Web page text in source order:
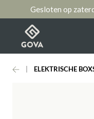
Gesloten op
Collectie
ELEKTRISCHE